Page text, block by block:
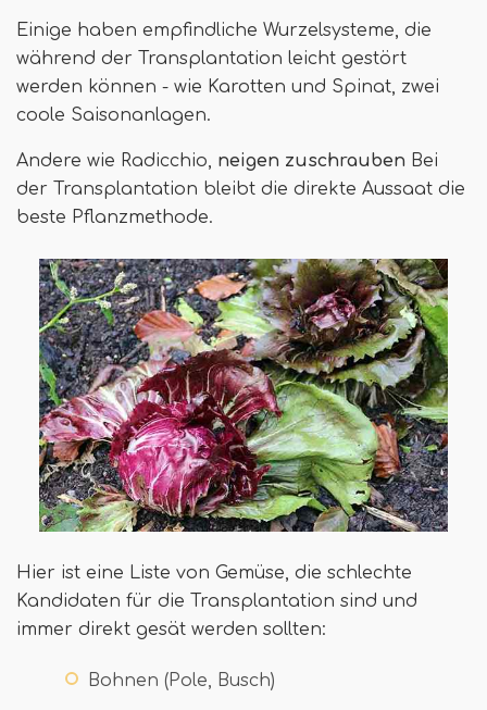
Einige haben empfindliche Wurzelsysteme, die
während der Transplantation leicht gestört
werden können - wie Karotten und Spinat, zwei
coole Saisonanlagen.
Andere wie Radicchio, neigen zuschrauben Bei
der Transplantation bleibt die direkte Aussaat die
beste Pflanzmethode.
Hier ist eine Liste von Gemüse, die schlechte
Kandidaten für die Transplantation sind und
immer direkt gesät werden sollten:
Bohnen (Pole, Busch)